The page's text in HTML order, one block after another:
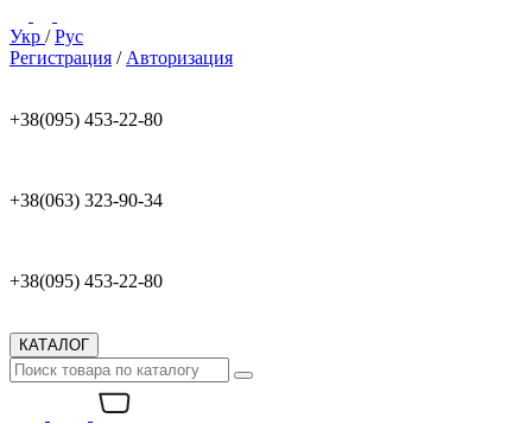
Укр /Рус
Регистрация / Авторизация
+38(095) 453-22-80
+38(063) 323-90-34
+38(095) 453-22-80
КАТАЛОГ